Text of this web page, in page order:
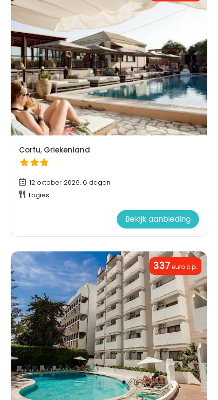
Corfu, Griekenland
12 oktober 2026, 6 dagen
Logies
Bekijk aanbieding
337 euro p.p.